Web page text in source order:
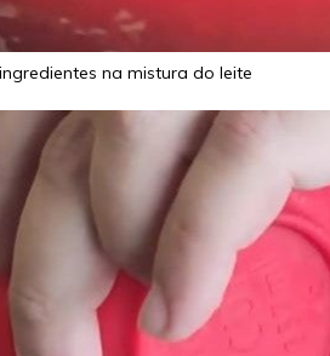
na mistura do leite